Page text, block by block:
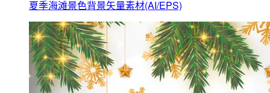
夏季海滩景色背景矢量素材(AI/EPS)